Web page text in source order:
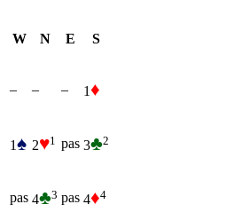
W N E S
– – – 1♦
1♠ 2♥1 pas 3♣2
pas 4♣3 pas 4♦4